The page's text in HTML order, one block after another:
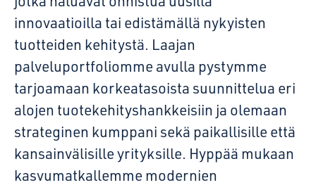
innovaatioilla tai edistämällä nykyisten
tuotteiden kehitystä. Laajan
palveluportfoliomme avulla pystymme
tarjoamaan korkeatasoista suunnittelua eri
alojen tuotekehityshankkeisiin ja olemaan
strateginen kumppani sekä paikallisille että
kansainvälisille yrityksille. Hyppää mukaan
kasvumatkallemme modernien